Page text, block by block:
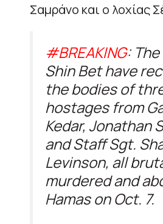
Σαμράνο και ο λοχίας
#BREAKING: The
Shin Bet have
the bodies of
hostages from
Kedar, Jonathan
and Staff Sgt.
Levinson, all
murdered and
Hamas on Oct. 7.